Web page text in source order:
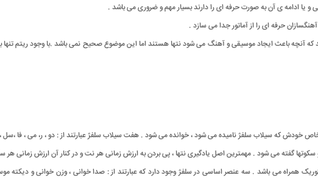
و یا ادامه ی آن به صورت حرفه ای را دارند بسیار مهم و ضروری می باشد .
حرفه ای را از آماتور جدا می سازد .
آنچه باعث ایجاد موسیقی و آهنگ می شود نتها هستند اما این موضوع صحیح نمی باشد .با وجود ریتم تنها
خودش که سیلاب سلفژ نامیده می شود ، خوانده می شود . هفت سیلاب سلفژ عبارتند از : دو ، ر، می ، فا ،سل
گفته می شود . مهمترین اصل یادگیری نتها ، پی بردن به ارزش زمانی هر نت و در کنار آن ارزش زمانی
همراه می باشد . سه عنصر اساسی در سلفژ وجود دارد که عبارتند از : صدا خوانی ، وزن خوانی و دیکته